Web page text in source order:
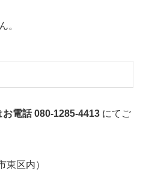
。
お電話 080-1285-4413 にてご
東区内）